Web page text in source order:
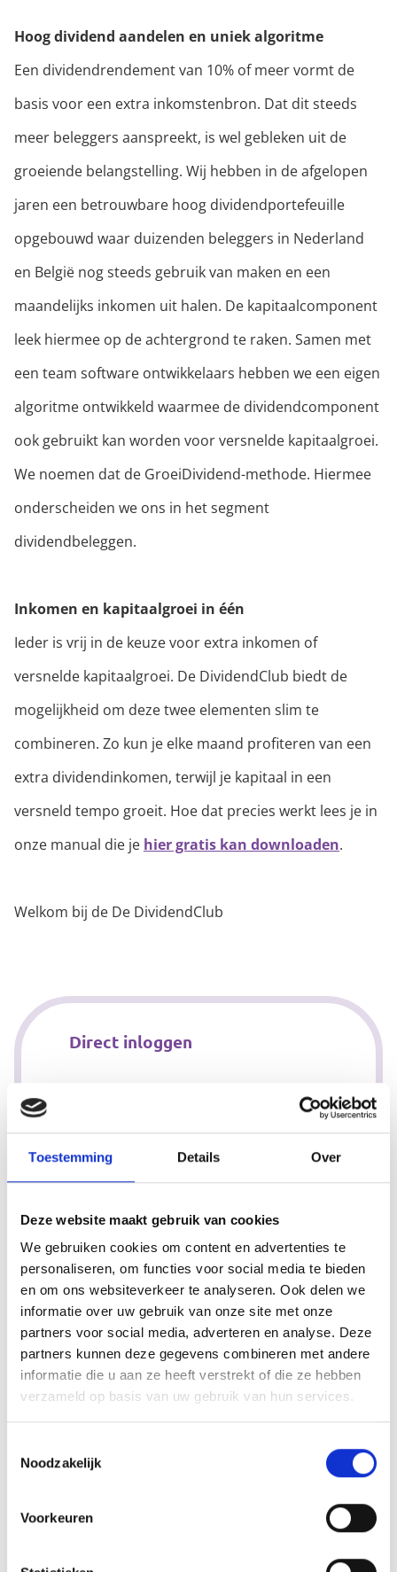
Toestemming Details Over
Deze website maakt gebruik van cookies
We gebruiken cookies om content en advertenties te
personaliseren, om functies voor social media te bieden
en om ons websiteverkeer te analyseren. Ook delen we
informatie over uw gebruik van onze site met onze
partners voor social media, adverteren en analyse. Deze
partners kunnen deze gegevens combineren met andere
informatie die u aan ze heeft verstrekt of die ze hebben
verzameld op basis van uw gebruik van hun services.
Noodzakelijk
Voorkeuren
Hoog dividend aandelen en uniek algoritme
Een dividendrendement van 10% of meer vormt de
basis voor een extra inkomstenbron. Dat dit steeds
meer beleggers aanspreekt, is wel gebleken uit de
groeiende belangstelling. Wij hebben in de afgelopen
jaren een betrouwbare hoog dividendportefeuille
opgebouwd waar duizenden beleggers in Nederland
en België nog steeds gebruik van maken en een
maandelijks inkomen uit halen. De kapitaalcomponent
leek hiermee op de achtergrond te raken. Samen met
een team software ontwikkelaars hebben we een eigen
algoritme ontwikkeld waarmee de dividendcomponent
ook gebruikt kan worden voor versnelde kapitaalgroei.
We noemen dat de GroeiDividend-methode. Hiermee
onderscheiden we ons in het segment
dividendbeleggen.
Inkomen en kapitaalgroei in één
Ieder is vrij in de keuze voor extra inkomen of
versnelde kapitaalgroei. De DividendClub biedt de
mogelijkheid om deze twee elementen slim te
combineren. Zo kun je elke maand profiteren van een
extra dividendinkomen, terwijl je kapitaal in een
versneld tempo groeit. Hoe dat precies werkt lees je in
onze manual die je hier gratis kan downloaden.
Welkom bij de De DividendClub
Direct inloggen
Wachtwoord vergeten?
Inloggen